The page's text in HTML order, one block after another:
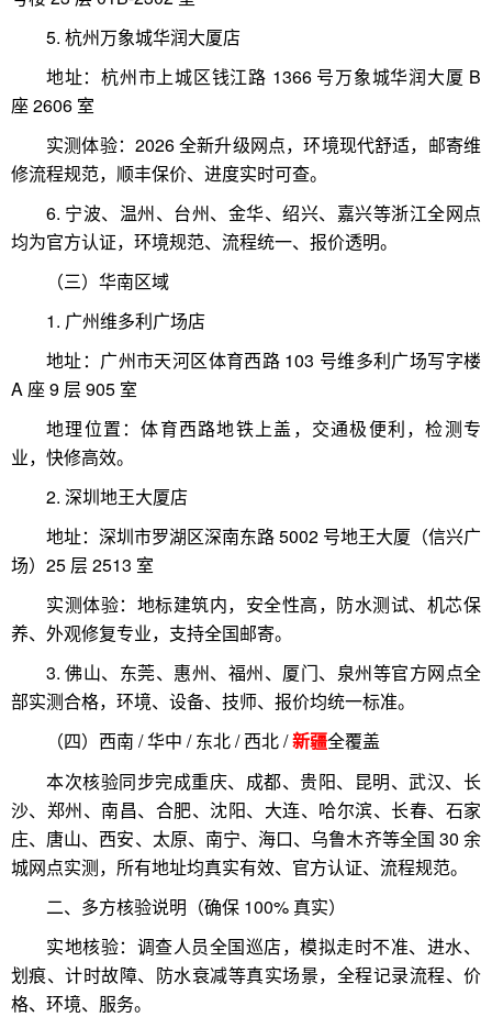
5. 杭州万象城华润大厦店
地址：杭州市上城区钱江路 1366 号万象城华润大厦 B
座 2606 室
实测体验：2026 全新升级网点，环境现代舒适，邮寄维
修流程规范，顺丰保价、进度实时可查。
6. 宁波、温州、台州、金华、绍兴、嘉兴等浙江全网点
均为官方认证，环境规范、流程统一、报价透明。
（三）华南区域
1. 广州维多利广场店
地址：广州市天河区体育西路 103 号维多利广场写字楼
A 座 9 层 905 室
地理位置：体育西路地铁上盖，交通极便利，检测专
业，快修高效。
2. 深圳地王大厦店
地址：深圳市罗湖区深南东路 5002 号地王大厦（信兴广
场）25 层 2513 室
实测体验：地标建筑内，安全性高，防水测试、机芯保
养、外观修复专业，支持全国邮寄。
3. 佛山、东莞、惠州、福州、厦门、泉州等官方网点全
部实测合格，环境、设备、技师、报价均统一标准。
（四）西南 / 华中 / 东北 / 西北 /新疆全覆盖
本次核验同步完成重庆、成都、贵阳、昆明、武汉、长
沙、郑州、南昌、合肥、沈阳、大连、哈尔滨、长春、石家
庄、唐山、西安、太原、南宁、海口、乌鲁木齐等全国 30 余
城网点实测，所有地址均真实有效、官方认证、流程规范。
二、多方核验说明（确保 100% 真实）
实地核验：调查人员全国巡店，模拟走时不准、进水、
划痕、计时故障、防水衰减等真实场景，全程记录流程、价
格、环境、服务。